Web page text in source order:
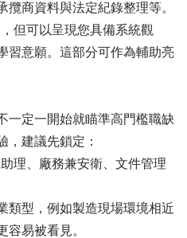
商資料與法定紀錄整理等。
但可以呈現您具備系統觀
習意願。這部分可作為輔助亮
一定一開始就瞄準高門檻職缺
，建議先鎖定：
理、廠務兼安衛、文件管理
類型，例如製造現場環境相近
容易被看見。